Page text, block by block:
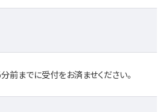
前までに受付をお済ませください。